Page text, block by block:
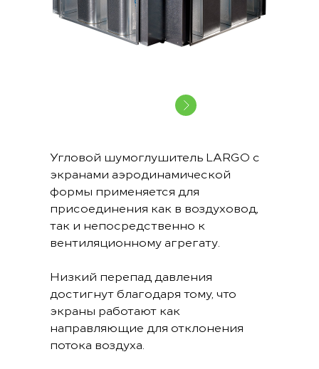
Угловой шумоглушитель LARGO c
экранами аэродинамической
формы применяется для
присоединения как в воздуховод,
так и непосредственно к
вентиляционному агрегату.
Низкий перепад давления
достигнут благодаря тому, что
экраны работают как
направляющие для отклонения
потока воздуха.